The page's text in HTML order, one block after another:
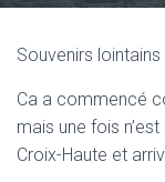
Souvenirs
Ca a commencé
mais une fois
Croix-Haute et